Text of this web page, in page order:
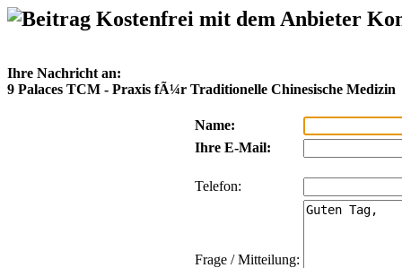
Kostenfrei mit dem Anbieter
Ihre Nachricht an:
9 Palaces TCM - Praxis fÃ¼r Traditionelle Chinesische Medizin
Name:
Ihre E-Mail:
Telefon:
Frage / Mitteilung: